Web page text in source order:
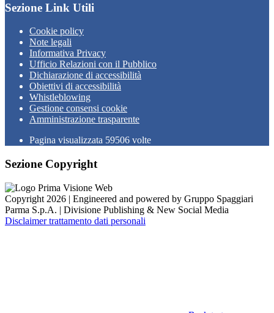
Sezione Link Utili
Cookie policy
Note legali
Informativa Privacy
Ufficio Relazioni con il Pubblico
Dichiarazione di accessibilità
Obiettivi di accessibilità
Whistleblowing
Gestione consensi cookie
Amministrazione trasparente
Pagina visualizzata 59506 volte
Sezione Copyright
Copyright 2026 | Engineered and powered by Gruppo Spaggiari
Parma S.p.A. | Divisione Publishing & New Social Media
Disclaimer trattamento dati personali